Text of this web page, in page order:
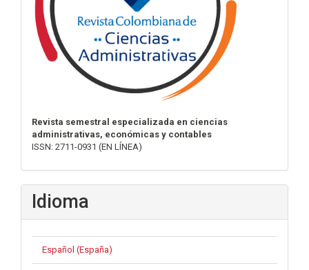
Revista semestral especializada en ciencias
administrativas, económicas y contables
ISSN: 2711-0931 (EN LÍNEA)
Idioma
Español (España)